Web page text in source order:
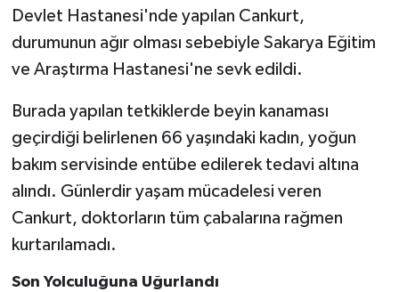
Devlet Hastanesi'nde yapılan Cankurt,
durumunun ağır olması sebebiyle Sakarya Eğitim
ve Araştırma Hastanesi'ne sevk edildi.
Burada yapılan tetkiklerde beyin kanaması
geçirdiği belirlenen 66 yaşındaki kadın, yoğun
bakım servisinde entübe edilerek tedavi altına
alındı. Günlerdir yaşam mücadelesi veren
Cankurt, doktorların tüm çabalarına rağmen
kurtarılamadı.
Son Yolculuğuna Uğurlandı